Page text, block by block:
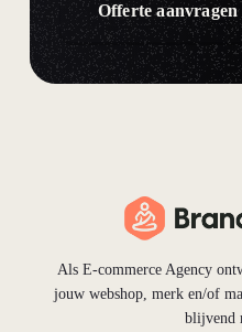
Offerte aanvragen
Als E-commerce Agency
jouw webshop, merk en/of
blijvend